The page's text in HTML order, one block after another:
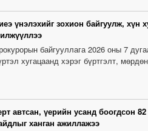
үнэлэхийг зохион байгуулж, хүн
байгууллага 2026 оны 7
хугацаанд хэрэг бүртгэлт,
автсан, үерийн усанд боогдсон
ханган ажиллажээ